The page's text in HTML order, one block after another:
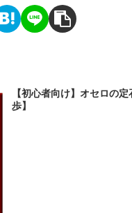
【初心者向け】オセロの
歩】